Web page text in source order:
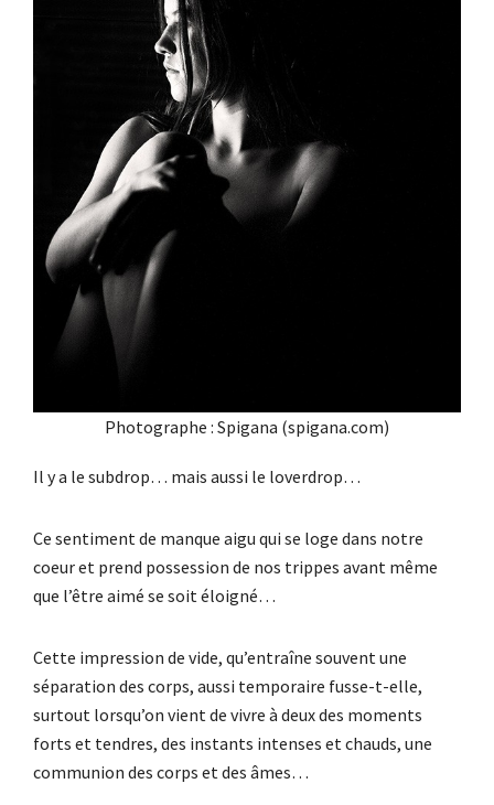
Photographe : Spigana (spigana.com)
Il y a le subdrop… mais aussi le loverdrop…
Ce sentiment de manque aigu qui se loge dans notre
coeur et prend possession de nos trippes avant même
que l’être aimé se soit éloigné…
Cette impression de vide, qu’entraîne souvent une
séparation des corps, aussi temporaire fusse-t-elle,
surtout lorsqu’on vient de vivre à deux des moments
forts et tendres, des instants intenses et chauds, une
communion des corps et des âmes…